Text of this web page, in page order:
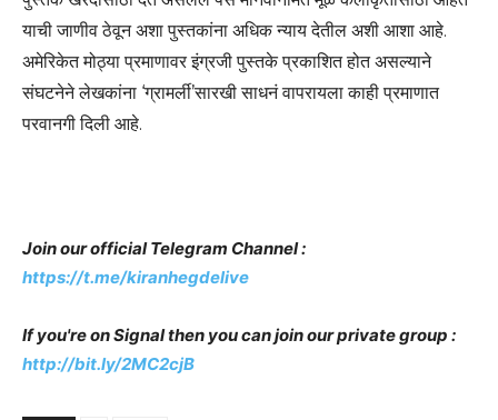
याची जाणीव ठेवून अशा पुस्तकांना अधिक न्याय देतील अशी आशा आहे.
अमेरिकेत मोठ्या प्रमाणावर इंग्रजी पुस्तके प्रकाशित होत असल्याने
संघटनेने लेखकांना ‘ग्रामर्ली’सारखी साधनं वापरायला काही प्रमाणात
परवानगी दिली आहे.
Join our official Telegram Channel :
https://t.me/kiranhegdelive
If you're on Signal then you can join our private group :
http://bit.ly/2MC2cjB